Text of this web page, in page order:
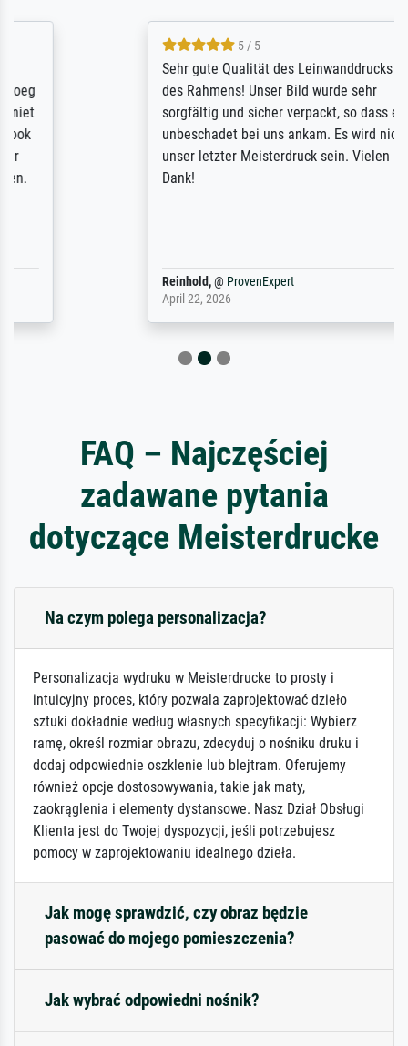
5 / 5
Sehr gute Qualität des Leinwanddrucks und
des Rahmens! Unser Bild wurde sehr
sorgfältig und sicher verpackt, so dass es
unbeschadet bei uns ankam. Es wird nicht
unser letzter Meisterdruck sein. Vielen
ProvenExpert
FAQ – Najczęściej
zadawane pytania
dotyczące Meisterdrucke
Na czym polega personalizacja?
Personalizacja wydruku w Meisterdrucke to prosty i
intuicyjny proces, który pozwala zaprojektować dzieło
sztuki dokładnie według własnych specyfikacji: Wybierz
ramę, określ rozmiar obrazu, zdecyduj o nośniku druku i
dodaj odpowiednie oszklenie lub blejtram. Oferujemy
również opcje dostosowywania, takie jak maty,
zaokrąglenia i elementy dystansowe. Nasz Dział Obsługi
Klienta jest do Twojej dyspozycji, jeśli potrzebujesz
pomocy w zaprojektowaniu idealnego dzieła.
Jak mogę sprawdzić, czy obraz będzie
pasować do mojego pomieszczenia?
Jak wybrać odpowiedni nośnik?